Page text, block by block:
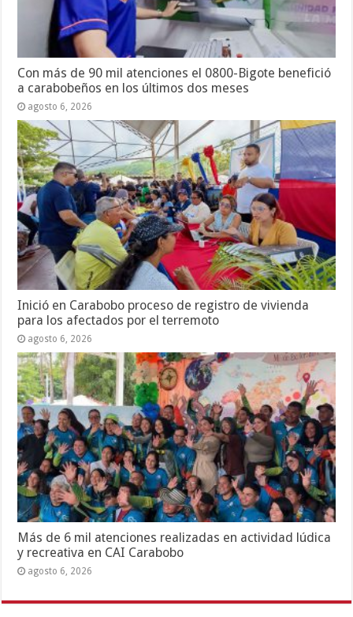
Con más de 90 mil atenciones el 0800-Bigote benefició
a carabobeños en los últimos dos meses
agosto 6, 2026
Inició en Carabobo proceso de registro de vivienda
para los afectados por el terremoto
agosto 6, 2026
Más de 6 mil atenciones realizadas en actividad lúdica
y recreativa en CAI Carabobo
agosto 6, 2026